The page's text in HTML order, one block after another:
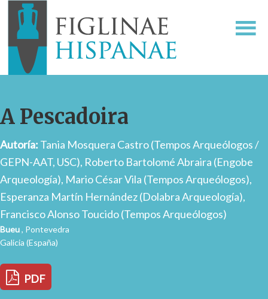
A Pescadoira
Autoría: Tania Mosquera Castro (Tempos Arqueólogos /
GEPN-AAT, USC), Roberto Bartolomé Abraira (Engobe
Arqueología), Mario César Vila (Tempos Arqueólogos),
Esperanza Martín Hernández (Dolabra Arqueología),
Francisco Alonso Toucido (Tempos Arqueólogos)
Bueu, Pontevedra
Galicia (España)
PDF